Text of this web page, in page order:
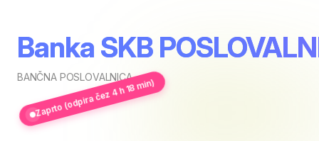
Banka SKB
BANČNA POSLOVALNICA
Zaprto (odpira čez 4 h 18 min)